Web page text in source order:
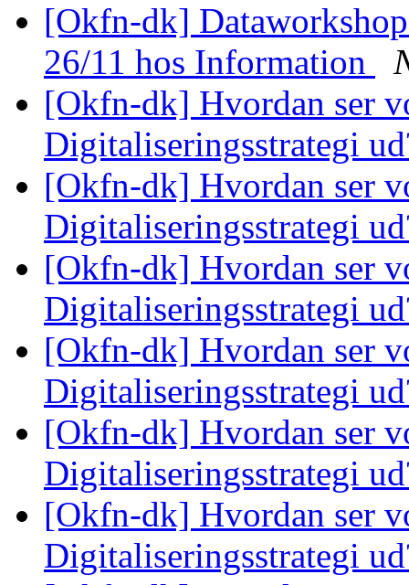
[Okfn-dk]
26/11 hos Information
[Okfn-dk] Hvordan ser
Digitaliseringsstrategi
[Okfn-dk] Hvordan ser
Digitaliseringsstrategi
[Okfn-dk] Hvordan ser
Digitaliseringsstrategi
[Okfn-dk] Hvordan ser
Digitaliseringsstrategi
[Okfn-dk] Hvordan ser
Digitaliseringsstrategi
[Okfn-dk] Hvordan ser
Digitaliseringsstrategi